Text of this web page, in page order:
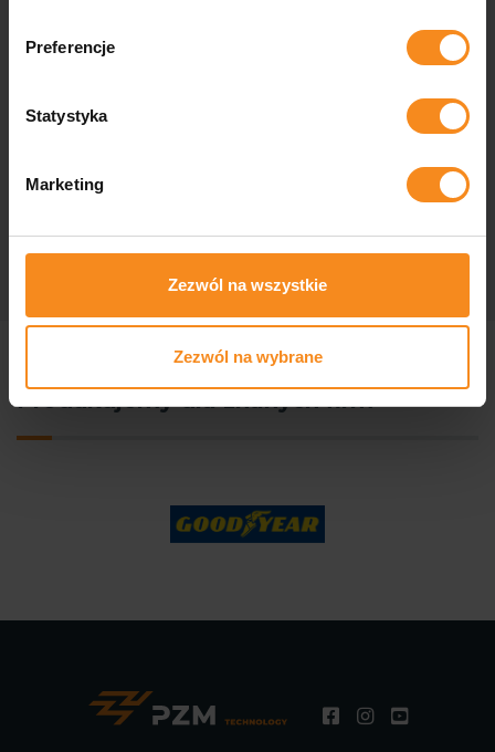
Preferencje
Statystyka
Marketing
Zezwól na wszystkie
Zezwól na wybrane
Skontaktuj się z nami
zautomatyzowana, potrzebujesz rozwiązań przemysłowych
nami, a nasi specjaliści pomogą Ci w każdym aspekcie.
Kontakt
Produkujemy dla znanych firm